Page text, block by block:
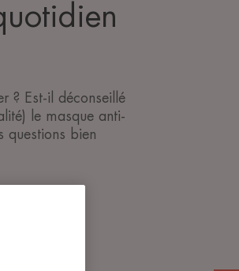
? Est-il déconseillé
le masque anti-
questions bien